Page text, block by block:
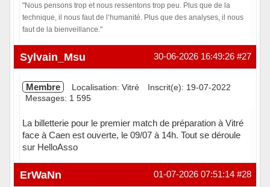
"Nous pensons trop et nous ressentons trop peu. Plus que de la
technique, il nous faut de l’humanité. Plus que des analyses, il nous
faut de la bienveillance."
Hors ligne #27
30-06-2026 16:49:26
Sylvain_Msu
Membre Localisation: Vitré
Inscrit(e): 19-07-2022
Messages: 1 595
La billetterie pour le premier match de préparation à Vitré
face à Caen est ouverte, le 09/07 à 14h. Tout se déroule
sur HelloAsso
Hors ligne #28
01-07-2026 07:51:14
ErWaNn